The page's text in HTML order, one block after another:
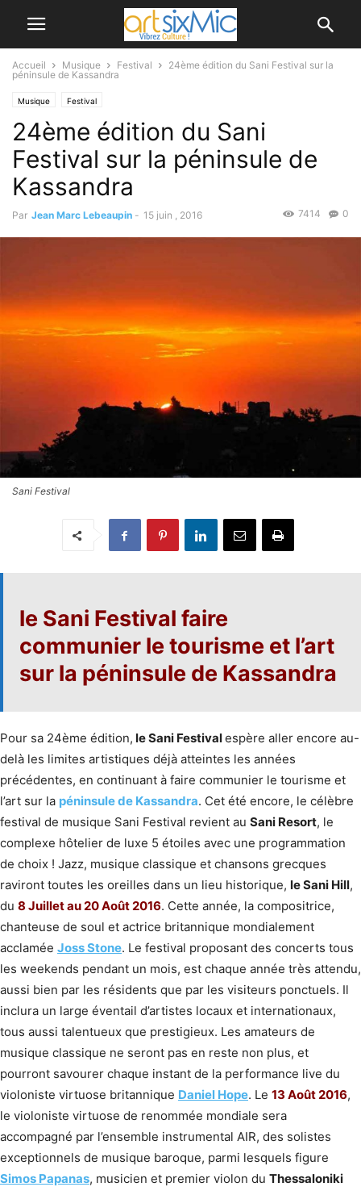
Accueil Musique Festival
24ème édition du Sani Festival sur la
péninsule de Kassandra
Musique Festival
24ème édition du Sani
Festival sur la péninsule de
Kassandra
Par Jean Marc Lebeaupin - 15 juin , 2016 0
7414
Sani Festival
le Sani Festival faire
communier le tourisme et l’art
sur la péninsule de Kassandra
Pour sa 24ème édition, le Sani Festivalespère aller encore au-
delà les limites artistiques déjà atteintes les années
précédentes, en continuant à faire communier le tourisme et
l’art sur la péninsule de Kassandra. Cet été encore, le célèbre
festival de musique Sani Festival revient au Sani Resort, le
complexe hôtelier de luxe 5 étoiles avec une programmation
de choix ! Jazz, musique classique et chansons grecques
raviront toutes les oreilles dans un lieu historique, le Sani Hill,
du 8 Juillet au 20 Août 2016. Cette année, la compositrice,
chanteuse de soul et actrice britannique mondialement
acclamée Joss Stone. Le festival proposant des concerts tous
les weekends pendant un mois, est chaque année très attendu,
aussi bien par les résidents que par les visiteurs ponctuels. Il
inclura un large éventail d’artistes locaux et internationaux,
tous aussi talentueux que prestigieux. Les amateurs de
musique classique ne seront pas en reste non plus, et
pourront savourer chaque instant de la performance live du
violoniste virtuose britannique Daniel Hope. Le 13 Août 2016,
le violoniste virtuose de renommée mondiale sera
accompagné par l’ensemble instrumental AIR, des solistes
exceptionnels de musique baroque, parmi lesquels figure
Simos Papanas, musicien et premier violon du Thessaloniki